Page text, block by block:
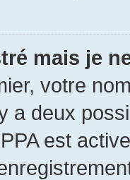
mais je
votre
a deux
est